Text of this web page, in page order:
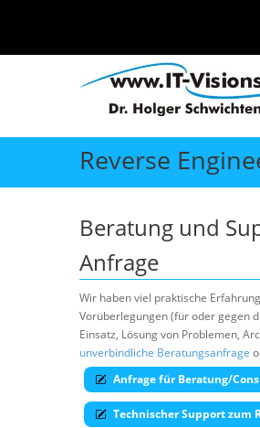
Reverse
Beratung und
Anfrage
Wir haben viel praktische
Vorüberlegungen (für oder gegen
Einsatz, Lösung von Problemen,
unverbindliche Beratungsanfrage
Anfrage für Beratung/
Technischer Support zum